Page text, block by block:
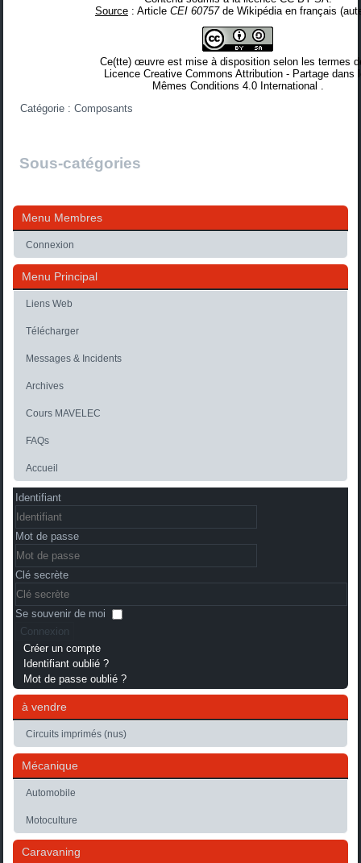
Source: Article CEI 60757de Wikipédia en français (
Ce(tte) œuvre est mise à disposition selon les termes
Licence Creative Commons Attribution - Partage dans
Mêmes Conditions 4.0 International .
Catégorie :Composants
Sous-catégories
Menu Membres
Connexion
Menu Principal
Liens Web
Télécharger
Messages & Incidents
Archives
Cours MAVELEC
FAQs
Accueil
Identifiant
Mot de passe
Clé secrète
Se souvenir de moi
Connexion
Créer un compte
Identifiant oublié ?
Mot de passe oublié ?
à vendre
Circuits imprimés (nus)
Mécanique
Automobile
Motoculture
Caravaning